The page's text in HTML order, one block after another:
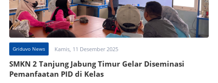
Griduvo News Kamis, 11 Desember 2025
SMKN 2 Tanjung Jabung Timur Gelar Diseminasi
Pemanfaatan PID di Kelas